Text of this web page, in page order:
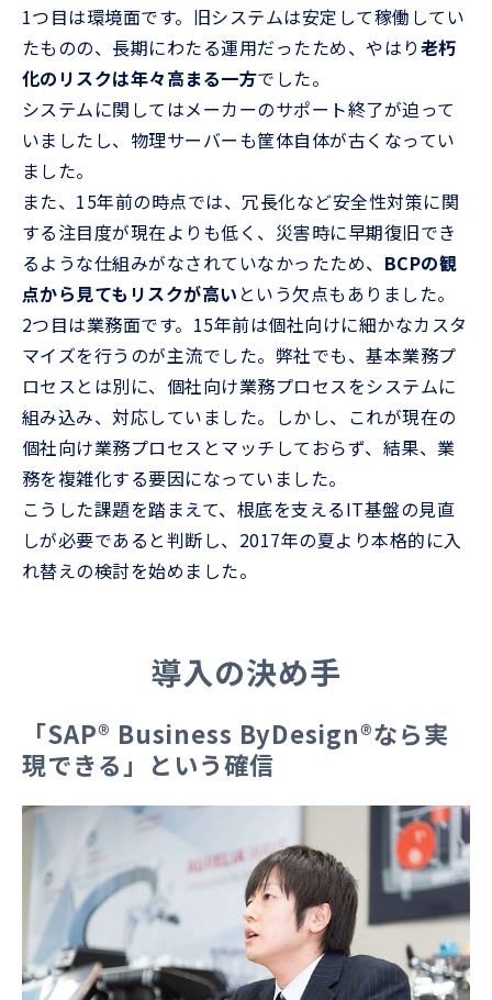
1つ目は環境面です。旧システムは安定して稼働してい
たものの、長期にわたる運用だったため、やはり老朽
化のリスクは年々高まる一方でした。
システムに関してはメーカーのサポート終了が迫って
いましたし、物理サーバーも筐体自体が古くなってい
ました。
また、15年前の時点では、冗長化など安全性対策に関
する注目度が現在よりも低く、災害時に早期復旧でき
るような仕組みがなされていなかったため、 BCPの観
点から見てもリスクが高い という欠点もありました。
2つ目は業務面です。15年前は個社向けに細かなカスタ
マイズを行うのが主流でした。弊社でも、基本業務プ
ロセスとは別に、個社向け業務プロセスをシステムに
組み込み、対応していました。しかし、これが現在の
個社向け業務プロセスとマッチしておらず、結果、業
務を複雑化する要因になっていました。
こうした課題を踏まえて、根底を支えるIT基盤の見直
しが必要であると判断し、2017年の夏より本格的に入
れ替えの検討を始めました。
導入の決め手
「SAP® Business ByDesign®なら実
現できる」という確信